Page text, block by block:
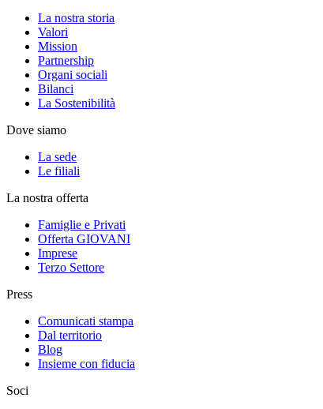
La nostra storia
Valori
Mission
Partnership
Organi sociali
Bilanci
La Sostenibilità
Dove siamo
La sede
Le filiali
La nostra offerta
Famiglie e Privati
Offerta GIOVANI
Imprese
Terzo Settore
Press
Comunicati stampa
Dal territorio
Blog
Insieme con fiducia
Soci